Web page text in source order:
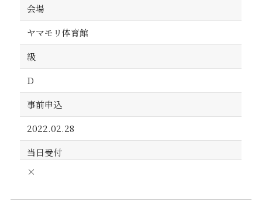
会場
ヤマモリ体育館
級
D
事前申込
2022.02.28
当日受付
×